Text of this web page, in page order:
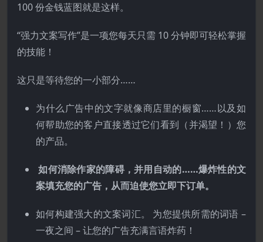
100 份金钱蓝图就是这样。
“强力文案写作”是一项您每天只需 10 分钟即可轻松掌握
的技能！
这只是等待您的一小部分……
为什么广告中的文字就像商店里的橱窗……以及如
何帮助您的客户直接透过它们看到（并渴望！）您
的产品。
如何消除作家的障碍，并用自动的……爆炸性的文
案填充您的广告，从而迫使您立即下订单。
如何构建强大的文案词汇。 为您提供所需的词语 –
一夜之间 – 让您的广告充满言语炸药！